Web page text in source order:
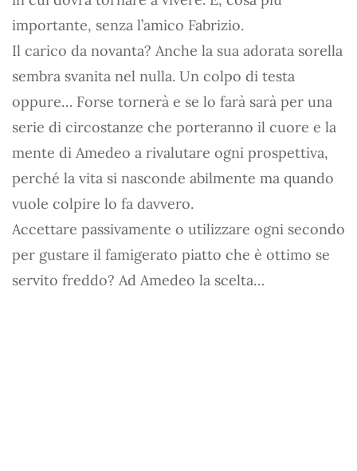
importante, senza l’amico Fabrizio.
Il carico da novanta? Anche la sua adorata sorella
sembra svanita nel nulla. Un colpo di testa
oppure… Forse tornerà e se lo farà sarà per una
serie di circostanze che porteranno il cuore e la
mente di Amedeo a rivalutare ogni prospettiva,
perché la vita si nasconde abilmente ma quando
vuole colpire lo fa davvero.
Accettare passivamente o utilizzare ogni secondo
per gustare il famigerato piatto che è ottimo se
servito freddo? Ad Amedeo la scelta…